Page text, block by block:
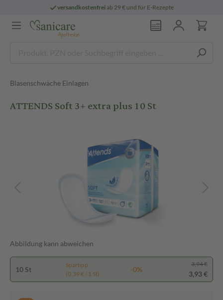
versandkostenfreiab 29 € und für E-Rezepte
Blasenschwäche Einlagen
ATTENDS Soft 3+ extra plus 10 St
Abbildung kann abweichen
10 St
Spartipp
(0,39 € / 1 St)
-0%
3,94 €
3,93 €